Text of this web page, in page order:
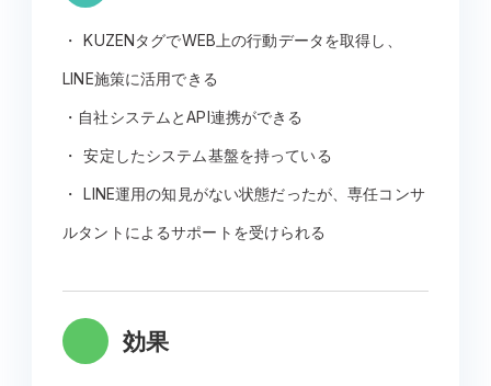
・ KUZENタグでWEB上の行動データを取得し、
LINE施策に活用できる
・自社システムとAPI連携ができる
・ 安定したシステム基盤を持っている
・ LINE運用の知見がない状態だったが、専任コンサ
ルタントによるサポートを受けられる
効果